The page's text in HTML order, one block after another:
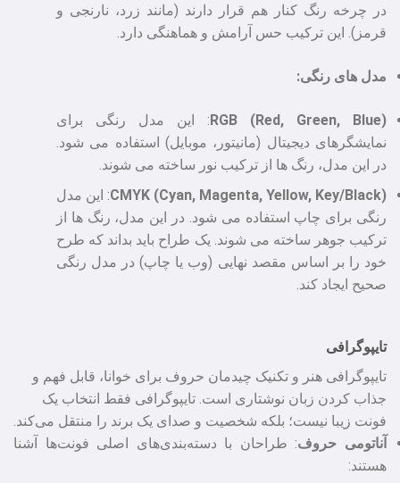
در چرخه رنگ کنار هم قرار دارند (مانند زرد، نارنجی و
قرمز). این ترکیب حس آرامش و هماهنگی دارد.
مدل‌ های رنگی:
(RGB (Red, Green, Blue
: این مدل رنگی برای
نمایشگرهای دیجیتال (مانیتور، موبایل) استفاده می‌ شود.
در این مدل، رنگ‌ ها از ترکیب نور ساخته می‌ شوند.
(CMYK (Cyan, Magenta, Yellow, Key/Black
: این مدل
رنگی برای چاپ استفاده می‌ شود. در این مدل، رنگ‌ ها از
ترکیب جوهر ساخته می‌ شوند. یک طراح باید بداند که طرح
خود را بر اساس مقصد نهایی (وب یا چاپ) در مدل رنگی
صحیح ایجاد کند.
تایپوگرافی
تایپوگرافی هنر و تکنیک چیدمان حروف برای خوانا، قابل فهم و
جذاب کردن زبان نوشتاری است. تایپوگرافی فقط انتخاب یک
فونت زیبا نیست؛ بلکه شخصیت و صدای یک برند را منتقل می‌کند.
آناتومی حروف: طراحان با دسته‌بندی‌های اصلی فونت‌ها آشنا
هستند: